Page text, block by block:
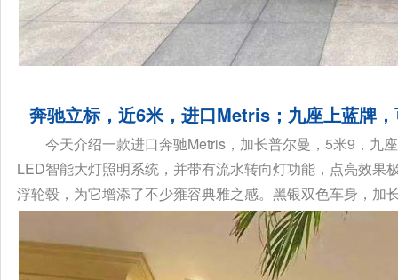
奔驰立标，近6米，进口Metris；九座上蓝牌
今天介绍一款进口奔驰Metris，加长普尔曼，5米9，九
LED智能大灯照明系统，并带有流水转向灯功能，点亮效
浮轮毂，为它增添了不少雍容典雅之感。黑银双色车身，加